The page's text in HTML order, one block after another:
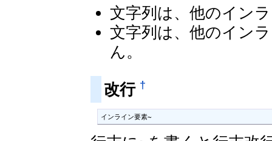
文字列は、他のイン
文字列は、他のイン
ん。
改行 †
インライン要素~